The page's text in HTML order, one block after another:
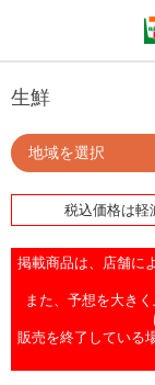
商品のご案内
商品のご案内トップ
今週の新商品
商品カテゴリ一覧
セール・キャン
サービス
nanacoトップ
企業情報トップ
私たちの取組み
生鮮
地域を選択
税込価格は軽
掲載商品は、店舗に
また、予想を大き
販売を終了している